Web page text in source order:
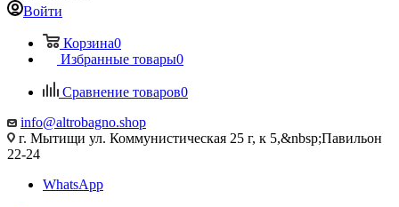
Войти
Корзина0
Избранные товары0
Сравнение товаров0
info@altrobagno.shop
г. Мытищи ул. Коммунистическая 25 г, к 5,&nbsp;Павильон
22-24
WhatsApp